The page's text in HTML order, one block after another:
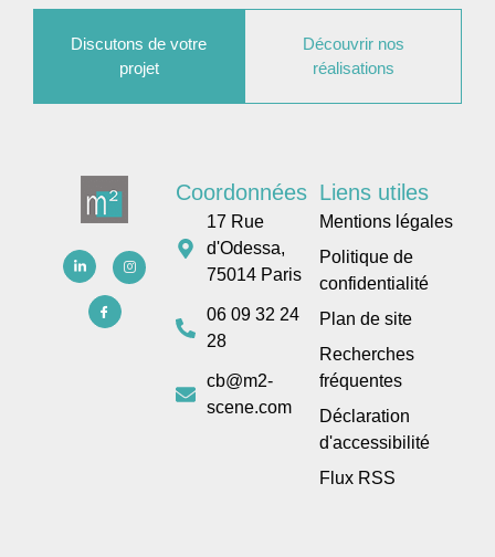
Découvrir nos
réalisations
Discutons de votre
projet
Coordonnées
17 Rue
d'Odessa,
75014 Paris
06 09 32 24
28
cb@m2-
scene.com
Liens utiles
Mentions légales
Politique de
confidentialité
Plan de site
Recherches
fréquentes
Déclaration
d'accessibilité
Flux RSS